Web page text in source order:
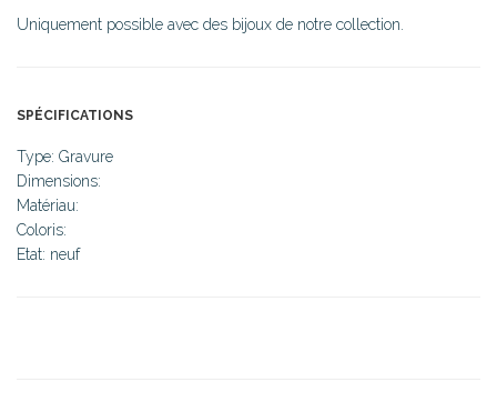
Uniquement possible avec des bijoux de notre collection.
SPÉCIFICATIONS
Type: Gravure
Dimensions:
Matériau:
Coloris:
Etat: neuf